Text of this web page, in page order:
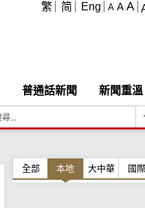
A A A
繁 简 Eng
普通話新聞 新聞重溫
全部 本地 大中華 國際